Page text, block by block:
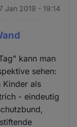
Jan 2019 - 19:14
kann man
sehen:
Kinder als
- eindeutig